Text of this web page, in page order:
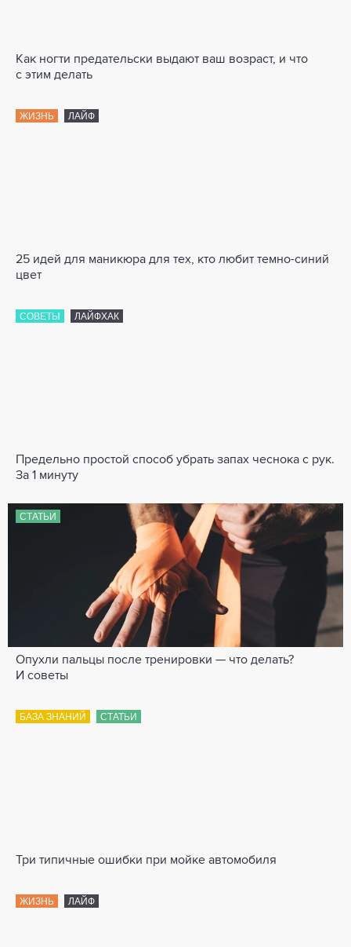
Как ногти предательски выдают ваш возраст, и что
с этим делать
ЖИЗНЬ ЛАЙФ
25 идей для маникюра для тех, кто любит темно-синий
цвет
СОВЕТЫ ЛАЙФХАК
Предельно простой способ убрать запах чеснока с рук.
За 1 минуту
СТАТЬИ
Опухли пальцы после тренировки — что делать?
И советы
БАЗА ЗНАНИЙ СТАТЬИ
Три типичные ошибки при мойке автомобиля
ЖИЗНЬ ЛАЙФ